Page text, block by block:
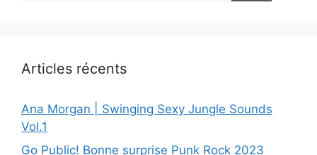
Articles récents
Ana Morgan | Swinging Sexy Jungle Sounds
Vol.1
Go Public! Bonne surprise Punk Rock 2023